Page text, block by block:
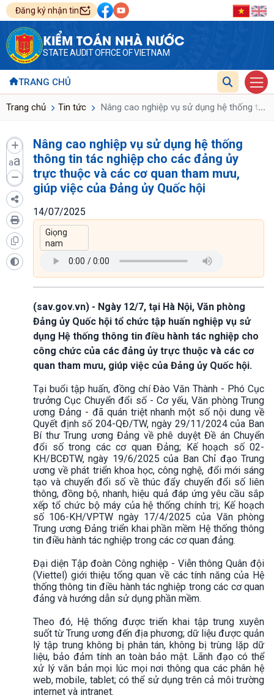
Đăng ký nhận tin
KIỂM TOÁN NHÀ NƯỚC
STATE AUDIT OFFICE OF VIETNAM
TRANG CHỦ
Trang chủ Tin tức Nâng cao nghiệp vụ sử dụng hệ thống ...
aa
Nâng cao nghiệp vụ sử dụng hệ thống
thông tin tác nghiệp cho các đảng ủy
trực thuộc và các cơ quan tham mưu,
giúp việc của Đảng ủy Quốc hội
14/07/2025
(sav.gov.vn) - Ngày 12/7, tại Hà Nội, Văn phòng
Đảng ủy Quốc hội tổ chức tập huấn nghiệp vụ sử
dụng Hệ thống thông tin điều hành tác nghiệp cho
công chức của các đảng ủy trực thuộc và các cơ
quan tham mưu, giúp việc của Đảng ủy Quốc hội.
Tại buổi tập huấn, đồng chí Đào Văn Thành - Phó Cục
trưởng Cục Chuyển đổi số - Cơ yếu, Văn phòng Trung
ương Đảng - đã quán triệt nhanh một số nội dung về
Quyết định số 204-QĐ/TW, ngày 29/11/2024 của Ban
Bí thư Trung ương Đảng về phê duyệt Đề án Chuyển
đổi số trong các cơ quan Đảng; Kế hoạch số 02-
KH/BCĐTW, ngày 19/6/2025 của Ban Chỉ đạo Trung
ương về phát triển khoa học, công nghệ, đổi mới sáng
tạo và chuyển đổi số về thúc đẩy chuyển đổi số liên
thông, đồng bộ, nhanh, hiệu quả đáp ứng yêu cầu sắp
xếp tổ chức bộ máy của hệ thống chính trị; Kế hoạch
số 106-KH/VPTW ngày 17/4/2025 của Văn phòng
Trung ương Đảng triển khai phần mềm Hệ thống thông
tin điều hành tác nghiệp trong các cơ quan đảng.
Đại diện Tập đoàn Công nghiệp - Viễn thông Quân đội
(Viettel) giới thiệu tổng quan về các tính năng của Hệ
thống thông tin điều hành tác nghiệp trong các cơ quan
đảng và hướng dẫn sử dụng phần mềm.
Theo đó, Hệ thống được triển khai tập trung xuyên
suốt từ Trung ương đến địa phương; dữ liệu được quản
lý tập trung không bị phân tán, không bị trùng lặp dữ
liệu, bảo đảm tính an toàn bảo mật. Lãnh đạo có thể
xử lý văn bản mọi lúc mọi nơi thông qua các phân hệ
web, mobile, tablet; có thể sử dụng trên cả môi trường
internet và intranet.